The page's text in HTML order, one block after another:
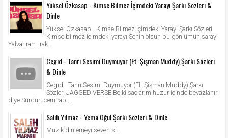
Yüksel Özkasap - Kimse Bilmez İçimdeki Yarayı Şarkı Sözleri &
Dinle
Yüksel Özkasap - Kimse Bilmez İçimdeki Yarayı Şarkı Sözleri
Kimse bilmez içimdeki yarayı Senin olsun bu gönlümün sarayı
Yalvarıram ırak...
Cegıd - Tanrı Sesimi Duymuyor (Ft. Şişman Muddy) Şarkı Sözleri
& Dinle
Cegıd - Tanrı Sesimi Duymuyor (Ft. Şişman Muddy) Şarkı
Sözleri JAGGED VERSE Belki saçlarım huzur içinde beyazlanır
diye Sürdürücem rap ...
Salih Yılmaz - Yema Oğul Şarkı Sözleri & Dinle
Müzik dinlemeyi seven si...